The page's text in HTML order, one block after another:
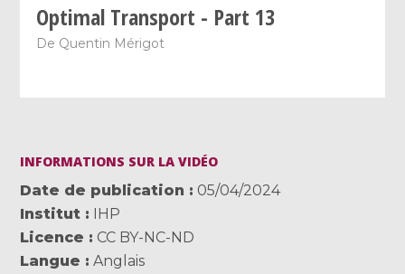
Optimal Transport - Part 13
De Quentin Mérigot
INFORMATIONS SUR LA VIDÉO
Date de publication
05/04/2024
Institut
IHP
Licence
CC BY-NC-ND
Langue
Anglais